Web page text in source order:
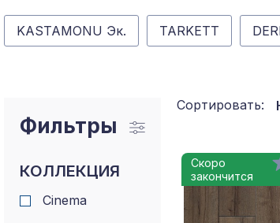
KASTAMONU Эк. TARKETT
Фильтры
КОЛЛЕКЦИЯ
Cinema
Сортировать:
Скоро
закончится